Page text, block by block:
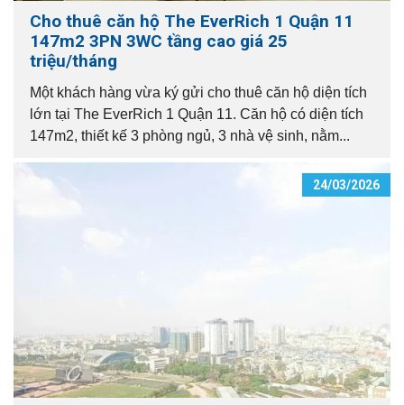
Cho thuê căn hộ The EverRich 1 Quận 11
147m2 3PN 3WC tầng cao giá 25
triệu/tháng
Một khách hàng vừa ký gửi cho thuê căn hộ diện tích
lớn tại The EverRich 1 Quận 11. Căn hộ có diện tích
147m2, thiết kế 3 phòng ngủ, 3 nhà vệ sinh, nằm...
24/03/2026